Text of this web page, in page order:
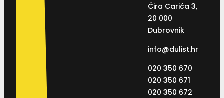
Ćira Carića 3,
20 000
Dubrovnik
info@dulist.hr
020 350 670
020 350 671
020 350 672